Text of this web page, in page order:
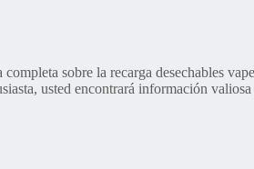
sobre la recarga desechables
usted encontrará información